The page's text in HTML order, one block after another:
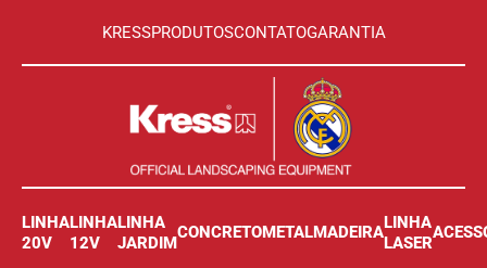
KRESSPRODUTOSCONTATOGARANTIA
LINHA
20V
LINHA
12V
LINHA
JARDIM
CONCRETOMETALMADEIRA
LINHA
LASER